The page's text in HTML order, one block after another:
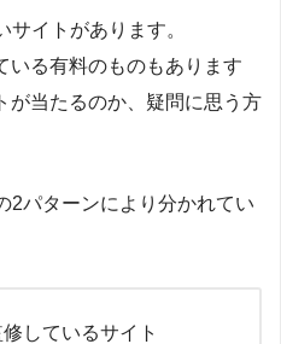
イトがあります。
いる有料のものもあります
が当たるのか、疑問に思う方
2パターンにより分かれてい
しているサイト